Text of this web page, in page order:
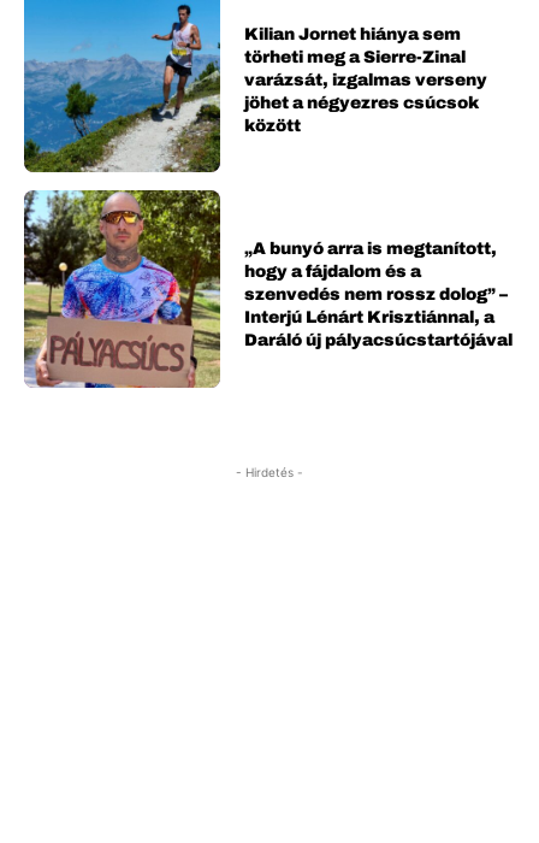
Kilian Jornet hiánya sem
törheti meg a Sierre-Zinal
varázsát, izgalmas verseny
jöhet a négyezres csúcsok
között
„A bunyó arra is megtanított,
hogy a fájdalom és a
szenvedés nem rossz dolog” –
Interjú Lénárt Krisztiánnal, a
Daráló új pályacsúcstartójával
- Hirdetés -